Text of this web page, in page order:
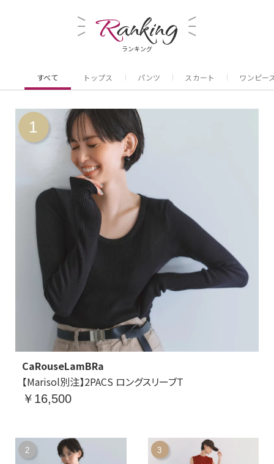
Ranking
ランキング
すべて トップス パンツ スカート ワンピー
CaRouseLamBRa
【Marisol別注】2PACS ロングスリーブT
￥16,500